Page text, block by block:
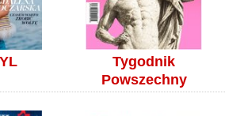
Tygodnik
Powszechny